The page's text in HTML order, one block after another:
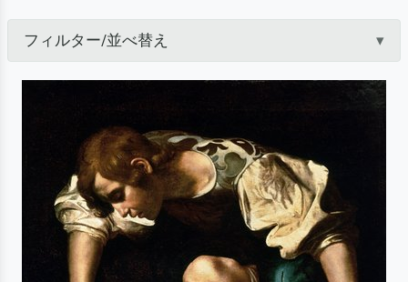
フィルター/並べ替え